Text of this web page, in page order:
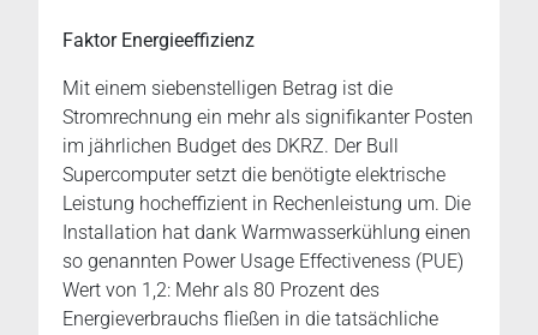
Faktor Energieeffizienz
Mit einem siebenstelligen Betrag ist die
Stromrechnung ein mehr als signifikanter Posten
im jährlichen Budget des DKRZ. Der Bull
Supercomputer setzt die benötigte elektrische
Leistung hocheffizient in Rechenleistung um. Die
Installation hat dank Warmwasserkühlung einen
so genannten Power Usage Effectiveness (PUE)
Wert von 1,2: Mehr als 80 Prozent des
Energieverbrauchs fließen in die tatsächliche